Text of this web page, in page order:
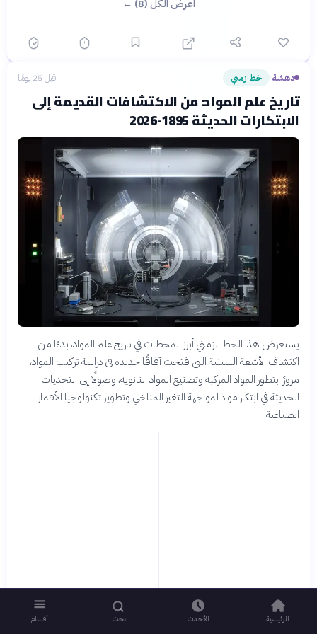
اعرض الكل (8) ←
دهشة› خط زمني قبل 25 يومًا
تاريخ علم المواد: من الاكتشافات القديمة إلى
الابتكارات الحديثة 1895-2026
يستعرض هذا الخط الزمني أبرز المحطات في تاريخ علم المواد، بدءًا من
اكتشاف الأشعة السينية التي فتحت آفاقًا جديدة في دراسة تركيب المواد،
مرورًا بتطور المواد المركبة وتصنيع المواد النانوية، وصولًا إلى التحديات
الحديثة في ابتكار مواد لمواجهة التغير المناخي وتطوير تكنولوجيا الأقمار
الصناعية.
الرئيسية الأحدث بحث أقسام